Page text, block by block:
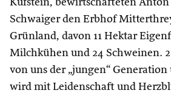
Kufstein, bewirtschafteten Anton
Schwaiger den Erbhof
Grünland, davon 11 Hektar
Milchkühen und 24 Schweinen.
von uns der „jungen“
wird mit Leidenschaft und